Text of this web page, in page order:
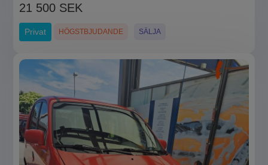
21 500 SEK
Privat HÖGSTBJUDANDE SÄLJA